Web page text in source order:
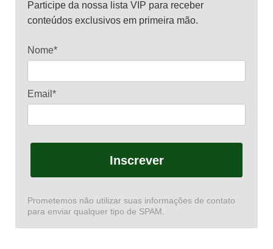
Participe da nossa lista VIP para receber
conteúdos exclusivos em primeira mão.
Nome*
Email*
Inscrever
Prometemos não utilizar suas informações de contato
para enviar qualquer tipo de SPAM.